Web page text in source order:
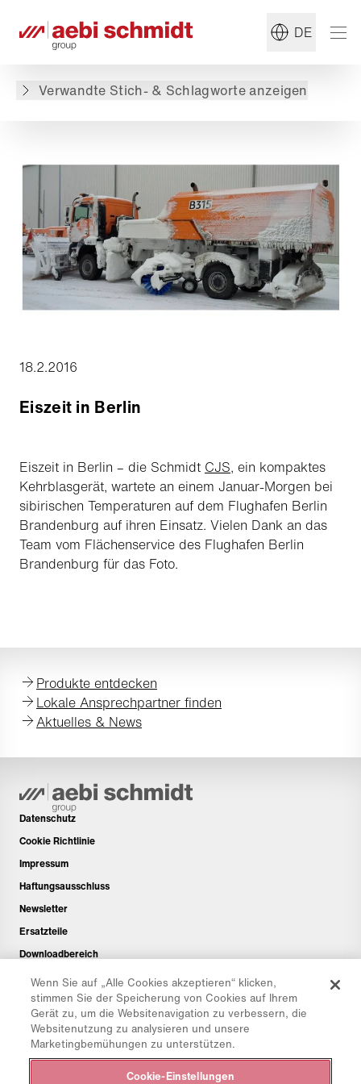
DE
Verwandte Stich- & Schlagworte anzeigen
#Winterdienst
18.2.2016
Eiszeit in Berlin
Eiszeit in Berlin – die Schmidt CJS, ein kompaktes
Kehrblasgerät, wartete an einem Januar-Morgen bei
sibirischen Temperaturen auf dem Flughafen Berlin
Brandenburg auf ihren Einsatz. Vielen Dank an das
Team vom Flächenservice des Flughafen Berlin
Brandenburg für das Foto.
Produkte entdecken
Lokale Ansprechpartner finden
Aktuelles & News
Datenschutz
Cookie Richtlinie
Impressum
Haftungsausschluss
Newsletter
Ersatzteile
Downloadbereich
CO₂-Rechner
TCO-Rechner
Händler & Standorte
Produktgruppenübersicht
Wenn Sie auf „Alle Cookies akzeptieren“ klicken,
stimmen Sie der Speicherung von Cookies auf Ihrem
Gerät zu, um die Websitenavigation zu verbessern, die
Websitenutzung zu analysieren und unsere
Marketingbemühungen zu unterstützen.
Cookie-Einstellungen